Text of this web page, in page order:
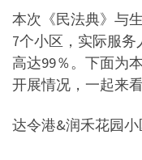
本次《民法典》与
7个小区，实际服务
高达99％。下面为
开展情况，一起来
达令港&润禾花园